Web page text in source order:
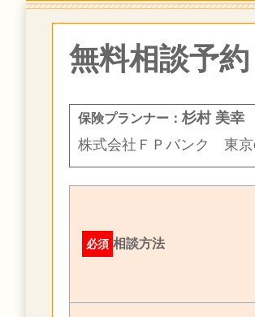
無料相談予約
保険プランナー： 杉村 美幸
株式会社ＦＰバンク 東京
必須 相談方法